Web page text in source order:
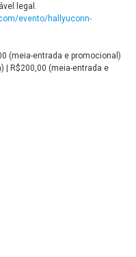
legal.
evento/hallyuconn-
(meia-entrada e promocional)
| R$200,00 (meia-entrada e